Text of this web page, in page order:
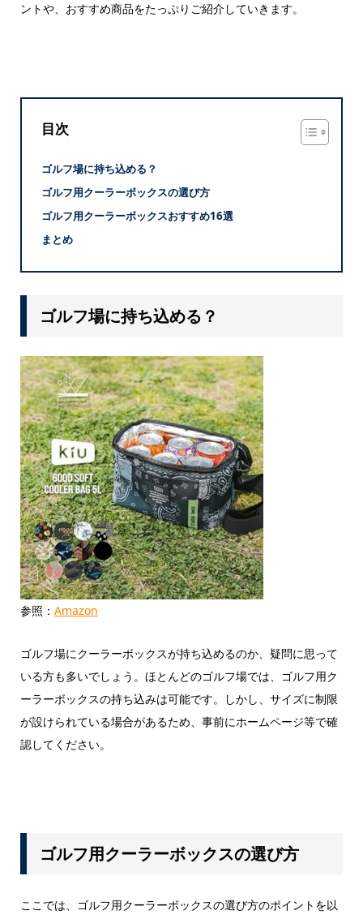
ントや、おすすめ商品をたっぷりご紹介していきます。
目次
ゴルフ場に持ち込める？
ゴルフ用クーラーボックスの選び方
ゴルフ用クーラーボックスおすすめ16選
まとめ
ゴルフ場に持ち込める？
参照： Amazon
ゴルフ場にクーラーボックスが持ち込めるのか、疑問に思って
いる方も多いでしょう。ほとんどのゴルフ場では、ゴルフ用ク
ーラーボックスの持ち込みは可能です。しかし、サイズに制限
が設けられている場合があるため、事前にホームページ等で確
認してください。
ゴルフ用クーラーボックスの選び方
ここでは、ゴルフ用クーラーボックスの選び方のポイントを以